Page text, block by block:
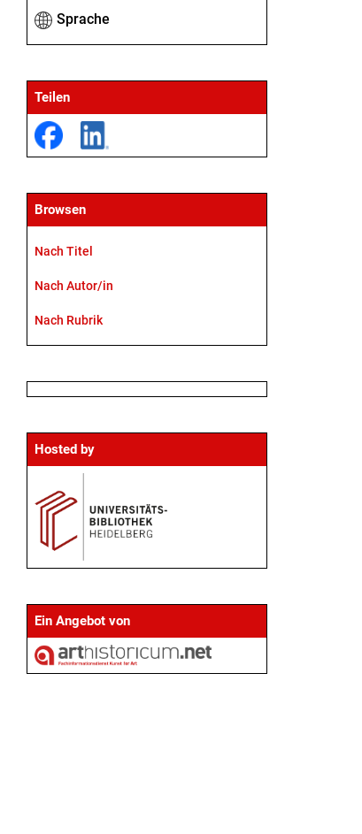
Sprache
Teilen
Browsen
Nach Titel
Nach Autor/in
Nach Rubrik
Hosted by
Ein Angebot von